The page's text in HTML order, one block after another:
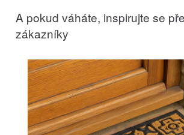
A pokud váháte, inspirujte se
zákazníky